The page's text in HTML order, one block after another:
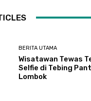
BERITA UTAMA
Wisatawan Tewas
Selfie di Tebing
Lombok